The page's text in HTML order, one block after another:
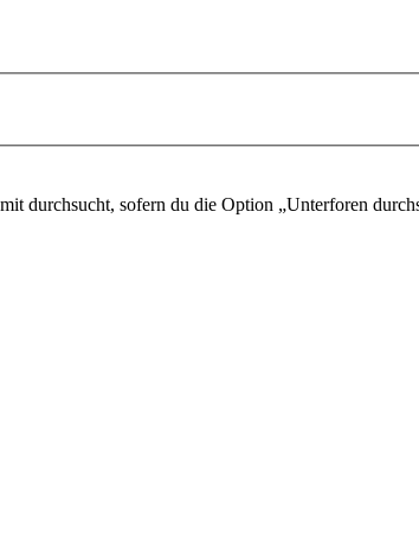
durchsucht, sofern du die Option „Unterforen